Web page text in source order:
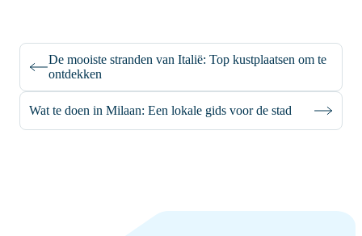
De mooiste stranden van Italië: Top kustplaatsen om te
ontdekken
Wat te doen in Milaan: Een lokale gids voor de stad